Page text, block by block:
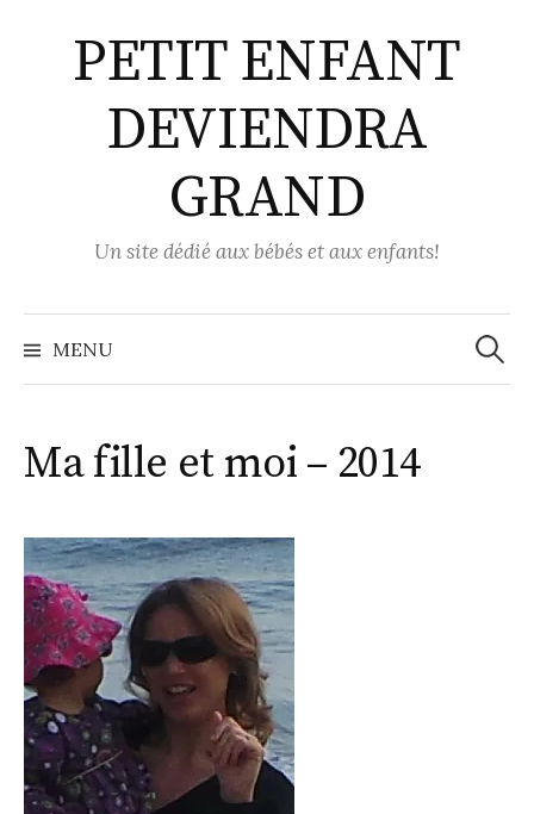
contenuPETIT ENFANT
DEVIENDRA
GRAND
Un site dédié aux bébés et aux enfants!
MENU
Ma fille et moi – 2014